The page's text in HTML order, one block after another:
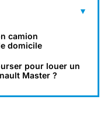
camion
domicile
pour louer un
Master ?